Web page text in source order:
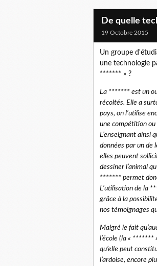
De quelle
19 Octobre 2015
Un groupe
une technologie
******* » ?
La ******* est un
récoltés. Elle a
pays, on l’utilise
une compétition
L’enseignant ainsi
données par un de
elles peuvent
dessiner l’animal
******* permet
L’utilisation de la
grâce à la
nos témoignages
Malgré le fait
l’école (la « *******
qu’elle peut
l’ardoise, encore